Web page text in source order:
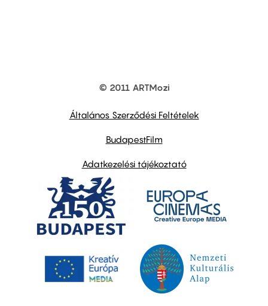
© 2011 ARTMozi
Általános Szerződési Feltételek
BudapestFilm
Adatkezelési tájékoztató